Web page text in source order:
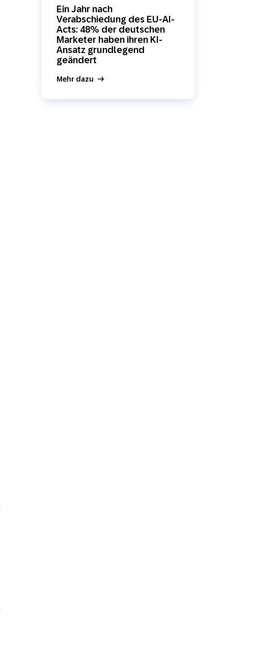
SMS
In-Store
Contact
Center
Ein Jahr nach
Verabschiedung des EU-AI-
Acts: 48% der deutschen
Marketer haben ihren KI-
Ansatz grundlegend
geändert
Mehr dazu